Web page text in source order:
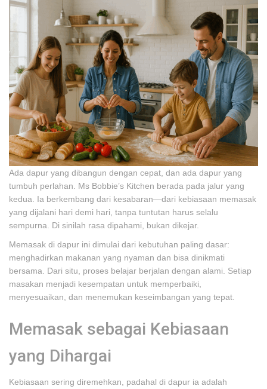
Ada dapur yang dibangun dengan cepat, dan ada dapur yang
tumbuh perlahan. Ms Bobbie’s Kitchen berada pada jalur yang
kedua. Ia berkembang dari kesabaran—dari kebiasaan memasak
yang dijalani hari demi hari, tanpa tuntutan harus selalu
sempurna. Di sinilah rasa dipahami, bukan dikejar.
Memasak di dapur ini dimulai dari kebutuhan paling dasar:
menghadirkan makanan yang nyaman dan bisa dinikmati
bersama. Dari situ, proses belajar berjalan dengan alami. Setiap
masakan menjadi kesempatan untuk memperbaiki,
menyesuaikan, dan menemukan keseimbangan yang tepat.
Memasak sebagai Kebiasaan
yang Dihargai
Kebiasaan sering diremehkan, padahal di dapur ia adalah